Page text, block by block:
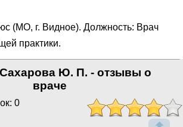
(МО, г. Видное). Должность: Врач
практики.
Ю. П. - отзывы о
враче
0